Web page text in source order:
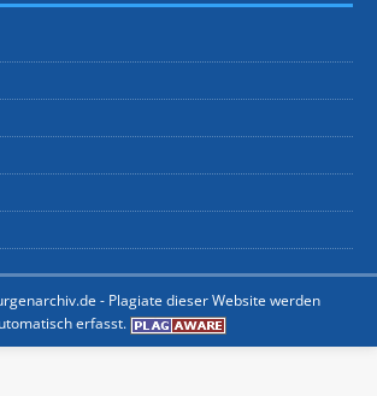
- Plagiate dieser Website werden
erfasst.